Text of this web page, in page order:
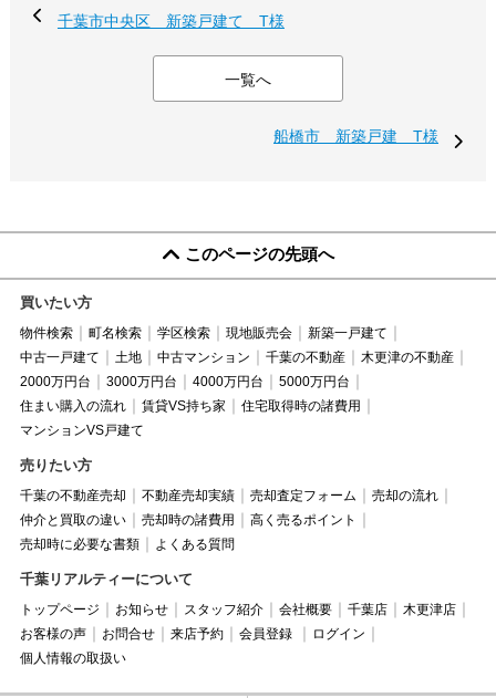
千葉市中央区 新築戸建て T様
一覧へ
船橋市 新築戸建 T様
このページの先頭へ
買いたい方
物件検索 町名検索 学区検索 現地販売会
新築一戸建て
中古一戸建て
土地 中古マンション 千葉の不動産
木更津の不動産
2000万円台
3000万円台 4000万円台
5000万円台
住まい購入の流れ
賃貸VS持ち家
住宅取得時の諸費用
マンションVS戸建て
売りたい方
千葉の不動産売却 不動産売却実績 売却査定フォーム
売却の流れ
仲介と買取の違い
売却時の諸費用
高く売るポイント
売却時に必要な書類
よくある質問
千葉リアルティーについて
トップページ お知らせ スタッフ紹介 会社概要 千葉店
木更津店
お客様の声
お問合せ 来店予約 会員登録
ログイン
個人情報の取扱い